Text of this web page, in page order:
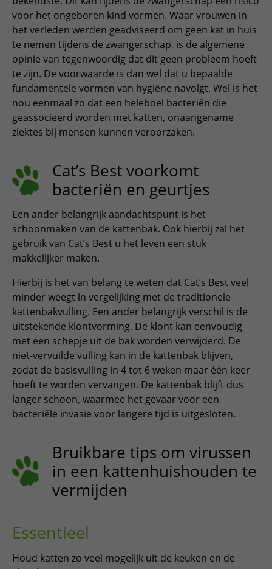
ČEŠTINA
ESPAÑOL, MÉXICO
EESTI
voor het ongeboren kind vormen. Waar vrouwen in
het verleden werden geadviseerd om geen kat in huis
te nemen tijdens de zwangerschap, is de algemene
opinie van tegenwoordig dat dit geen probleem hoeft
te zijn. De voorwaarde is dan wel dat u bepaalde
fundamentele vormen van hygiëne navolgt. Wel is het
nou eenmaal zo dat een heleboel bacteriën die
geassocieerd worden met katten, onaangename
ziektes bij mensen kunnen veroorzaken.
Cat’s Best voorkomt
bacteriën en geurtjes
Een ander belangrijk aandachtspunt is het
schoonmaken van de kattenbak. Ook hierbij zal het
gebruik van Cat’s Best u het leven een stuk
makkelijker maken.
Hierbij is het van belang te weten dat Cat’s Best veel
minder weegt in vergelijking met de traditionele
kattenbakvulling. Een ander belangrijk verschil is de
uitstekende klontvorming. De klont kan eenvoudig
met een schepje uit de bak worden verwijderd. De
niet-vervuilde vulling kan in de kattenbak blijven,
zodat de basisvulling in 4 tot 6 weken maar één keer
hoeft te worden vervangen. De kattenbak blijft dus
langer schoon, waarmee het gevaar voor een
bacteriële invasie voor langere tijd is uitgesloten.
Bruikbare tips om virussen
in een kattenhuishouden te
vermijden
Essentieel
Houd katten zo veel mogelijk uit de keuken en de